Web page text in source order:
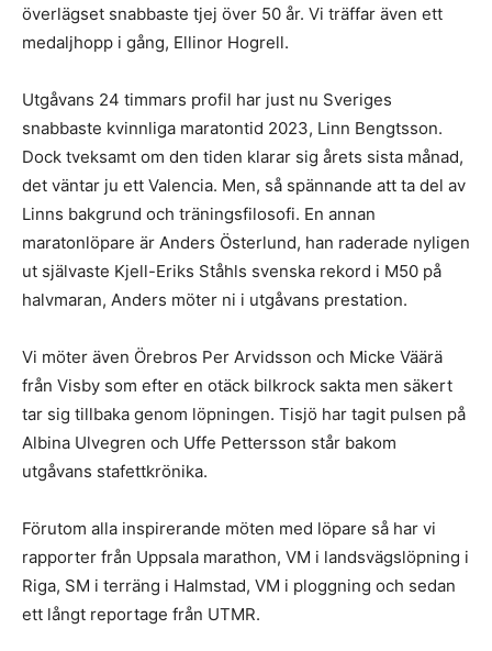
överlägset snabbaste tjej över 50 år. Vi träffar även ett
medaljhopp i gång, Ellinor Hogrell.
Utgåvans 24 timmars profil har just nu Sveriges
snabbaste kvinnliga maratontid 2023, Linn Bengtsson.
Dock tveksamt om den tiden klarar sig årets sista månad,
det väntar ju ett Valencia. Men, så spännande att ta del av
Linns bakgrund och träningsfilosofi. En annan
maratonlöpare är Anders Österlund, han raderade nyligen
ut självaste Kjell-Eriks Ståhls svenska rekord i M50 på
halvmaran, Anders möter ni i utgåvans prestation.
Vi möter även Örebros Per Arvidsson och Micke Väärä
från Visby som efter en otäck bilkrock sakta men säkert
tar sig tillbaka genom löpningen. Tisjö har tagit pulsen på
Albina Ulvegren och Uffe Pettersson står bakom
utgåvans stafettkrönika.
Förutom alla inspirerande möten med löpare så har vi
rapporter från Uppsala marathon, VM i landsvägslöpning i
Riga, SM i terräng i Halmstad, VM i ploggning och sedan
ett långt reportage från UTMR.